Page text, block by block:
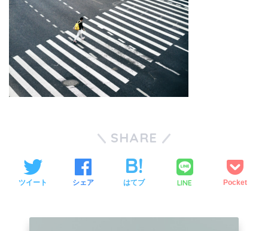
SHARE
ツイート シェア はてブ LINE Pocket